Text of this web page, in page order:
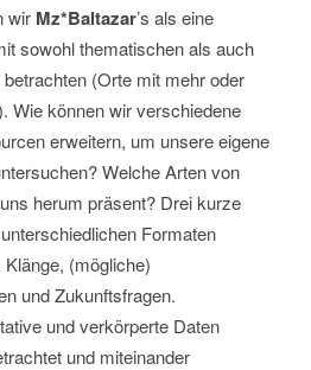
wir Mz*Baltazar’s als eine
sowohl thematischen als auch
(Orte mit mehr oder
Wie können wir verschiedene
erweitern, um unsere eigene
Welche Arten von
herum präsent? Drei kurze
Formaten
(mögliche)
und Zukunftsfragen.
und verkörperte Daten
und miteinander